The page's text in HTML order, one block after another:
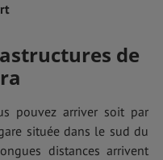
de
pouvez arriver soit par
située dans le sud du
distances arrivent